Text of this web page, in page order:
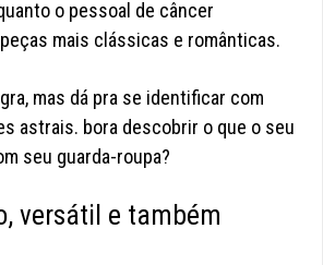
o pessoal de câncer
mais clássicas e românticas.
mas dá pra se identificar com
astrais. bora descobrir o que o seu
seu guarda-roupa?
versátil e também